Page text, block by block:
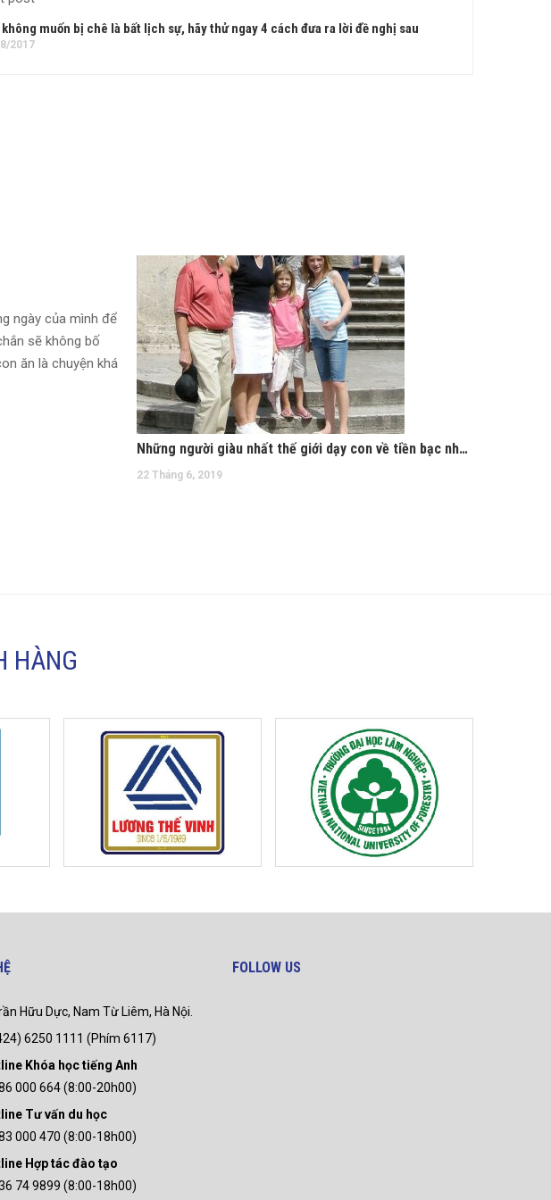
không muốn bị chê là bất lịch sự, hãy thử ngay 4 cách đưa ra lời đề nghị sau
2017
ngày của mình để
sẽ không bố
ăn là chuyện khá
Những người giàu nhất thế giới dạy con về tiền bạc như thế nào
22 Tháng 6, 2019
HÀNG
Hữu Dực, Nam Từ Liêm, Hà Nội.
6250 1111 (Phím 6117)
Khóa học tiếng Anh
000 664 (8:00-20h00)
Tư vấn du học
000 470 (8:00-18h00)
Hợp tác đào tạo
74 9899 (8:00-18h00)
FOLLOW US